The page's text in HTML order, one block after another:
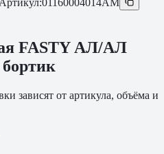
Артикул:01160004014AM
FASTY АЛ/АЛ
зависят от артикула, объёма и